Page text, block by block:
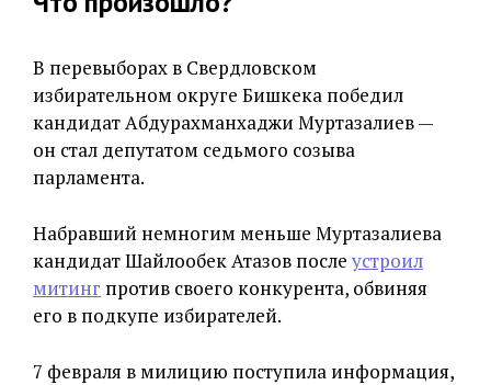
В перевыборах в Свердловском
избирательном округе Бишкека победил
кандидат Абдурахманхаджи Муртазалиев —
он стал депутатом седьмого созыва
парламента.
Набравший немногим меньше Муртазалиева
кандидат Шайлообек Атазов после устроил
митинг против своего конкурента, обвиняя
его в подкупе избирателей.
7 февраля в милицию поступила информация,